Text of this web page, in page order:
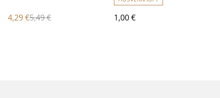
4,29 €5,49 € 1,00 €